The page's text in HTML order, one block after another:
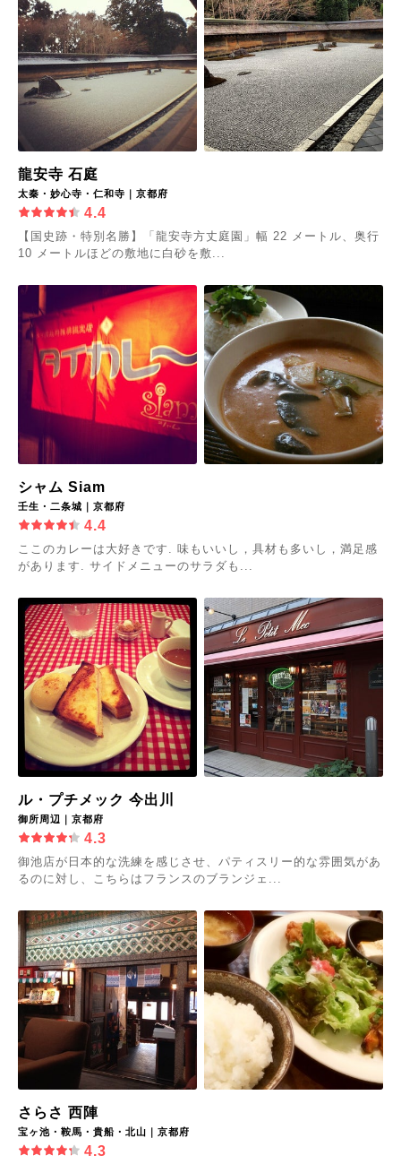
龍安寺 石庭
太秦・妙心寺・仁和寺｜京都府
4.4
【国史跡・特別名勝】「龍安寺方丈庭園」幅 22 メートル、奥行
10 メートルほどの敷地に白砂を敷...
シャム Siam
壬生・二条城｜京都府
4.4
ここのカレーは大好きです. 味もいいし，具材も多いし，満足感
があります. サイドメニューのサラダも...
ル・プチメック 今出川
御所周辺｜京都府
4.3
御池店が日本的な洗練を感じさせ、パティスリー的な雰囲気があ
るのに対し、こちらはフランスのブランジェ...
さらさ 西陣
宝ヶ池・鞍馬・貴船・北山｜京都府
4.3